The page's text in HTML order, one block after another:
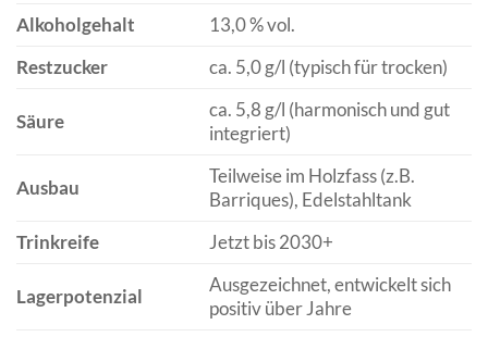
Alkoholgehalt
13,0 % vol.
Restzucker
ca. 5,0 g/l (typisch für trocken)
Säure
ca. 5,8 g/l (harmonisch und gut
integriert)
Ausbau
Teilweise im Holzfass (z.B.
Barriques), Edelstahltank
Trinkreife
Jetzt bis 2030+
Lagerpotenzial
Ausgezeichnet, entwickelt sich
positiv über Jahre